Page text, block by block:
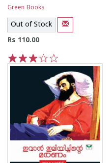
Green Books
Out of Stock
Rs 110.00
5
4
3
2
1